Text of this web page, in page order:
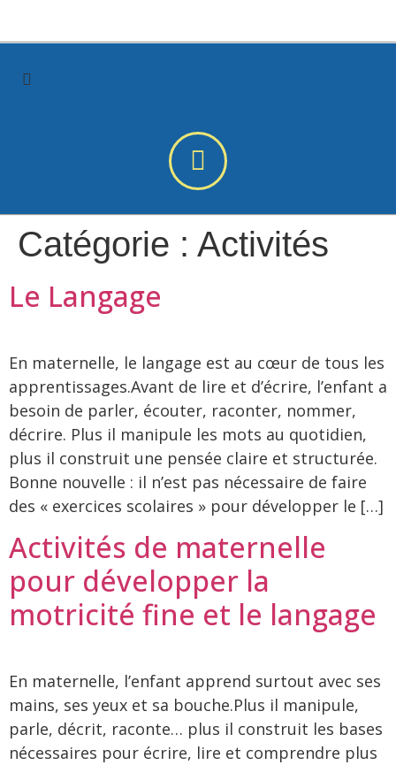
Catégorie : Activités
Le Langage
En maternelle, le langage est au cœur de tous les
apprentissages.Avant de lire et d’écrire, l’enfant a
besoin de parler, écouter, raconter, nommer,
décrire. Plus il manipule les mots au quotidien,
plus il construit une pensée claire et structurée.
Bonne nouvelle : il n’est pas nécessaire de faire
des « exercices scolaires » pour développer le […]
Activités de maternelle
pour développer la
motricité fine et le langage
En maternelle, l’enfant apprend surtout avec ses
mains, ses yeux et sa bouche.Plus il manipule,
parle, décrit, raconte… plus il construit les bases
nécessaires pour écrire, lire et comprendre plus